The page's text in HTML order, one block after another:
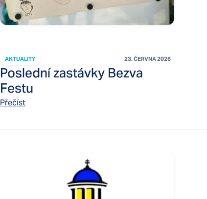
AKTUALITY 23. ČERVNA 2026
Poslední zastávky Bezva
Festu
Přečíst